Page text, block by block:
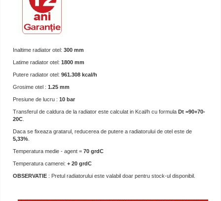
Inaltime radiator otel: 300 mm
Latime radiator otel: 1800 mm
Putere radiator otel: 961.308 kcal/h
Grosime otel : 1.25 mm
Presiune de lucru : 10 bar
Transferul de caldura de la radiator este calculat in Kcal/h cu formula Dt =90+70-
20C
Daca se fixeaza gratarul, reducerea de putere a radiatorului de otel este de
5,33%
Temperatura medie - agent = 70 grdC
Temperatura camerei: + 20 grdC
OBSERVATIE : Pretul radiatorului este valabil doar pentru stock-ul disponibil.